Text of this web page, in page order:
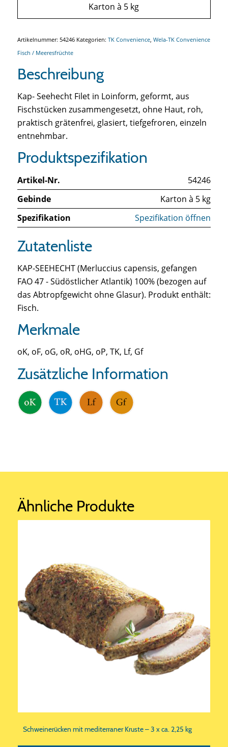
Karton à 5 kg
Artikelnummer: 54246 Kategorien: TK Convenience, Wela-TK Convenience
Fisch / Meeresfrüchte
Beschreibung
Kap- Seehecht Filet in Loinform, geformt, aus
Fischstücken zusammengesetzt, ohne Haut, roh,
praktisch grätenfrei, glasiert, tiefgefroren, einzeln
entnehmbar.
Produktspezifikation
Artikel-Nr.
54246
Gebinde
Karton à 5 kg
Spezifikation
Spezifikation öffnen
Zutatenliste
KAP-SEEHECHT (Merluccius capensis, gefangen
FAO 47 - Südöstlicher Atlantik) 100% (bezogen auf
das Abtropfgewicht ohne Glasur). Produkt enthält:
Fisch.
Merkmale
oK, oF, oG, oR, oHG, oP, TK, Lf, Gf
Zusätzliche Information
Ähnliche Produkte
Schweinerücken mit mediterraner Kruste – 3 x ca. 2,25 kg